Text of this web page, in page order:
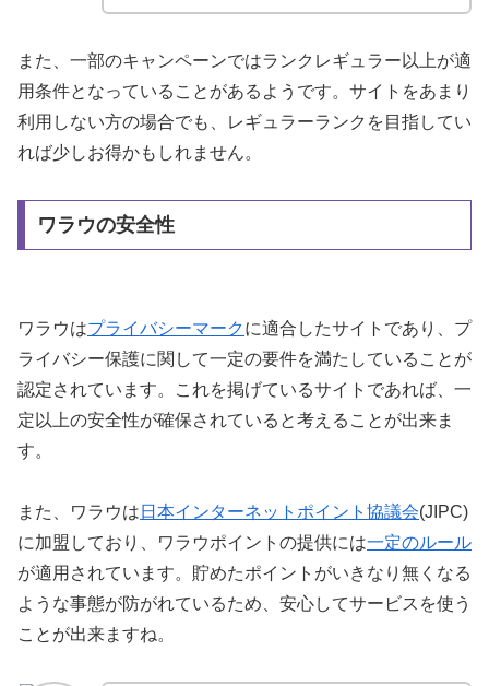
また、一部のキャンペーンではランクレギュラー以上が適
用条件となっていることがあるようです。サイトをあまり
利用しない方の場合でも、レギュラーランクを目指してい
れば少しお得かもしれません。
ワラウの安全性
ワラウはプライバシーマークに適合したサイトであり、プ
ライバシー保護に関して一定の要件を満たしていることが
認定されています。これを掲げているサイトであれば、一
定以上の安全性が確保されていると考えることが出来ま
す。
また、ワラウは 日本インターネットポイント協議会(JIPC)
に加盟しており、ワラウポイントの提供には一定のルール
が適用されています。貯めたポイントがいきなり無くなる
ような事態が防がれているため、安心してサービスを使う
ことが出来ますね。